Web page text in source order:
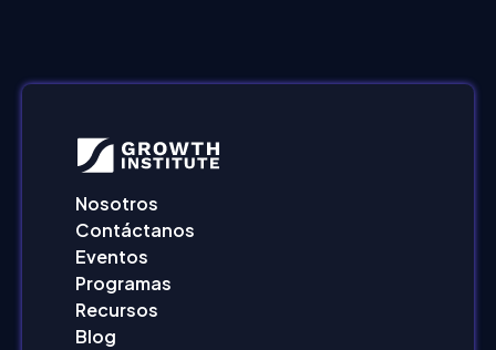
Nosotros
Contáctanos
Eventos
Programas
Recursos
Blog